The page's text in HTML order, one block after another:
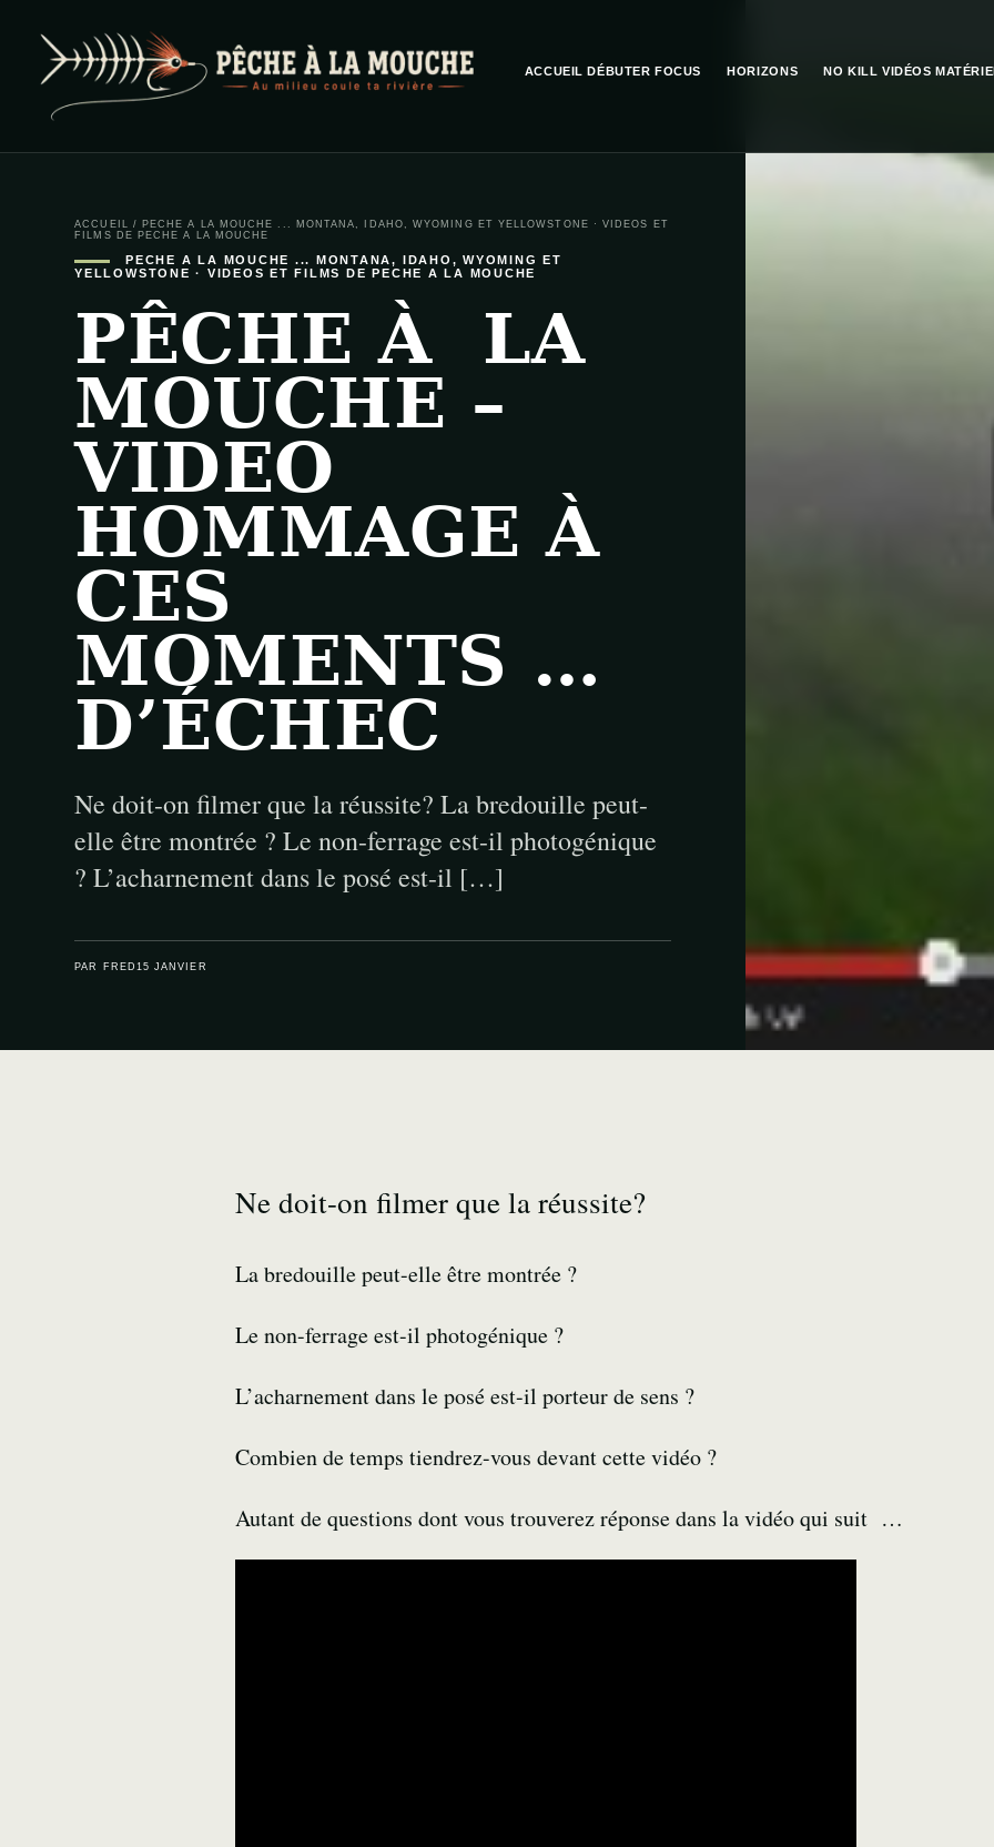
PECHE A LA MOUCHE
ACCUEIL DÉBUTER FOCUS HORIZONS NO KILL VIDÉOS
ACCUEIL / PECHE A LA MOUCHE ... MONTANA, IDAHO, WYOMING ET YELLOWSTONE ·VIDEOS ET
FILMS DE PECHE A LA MOUCHE
PECHE A LA MOUCHE ... MONTANA, IDAHO, WYOMING ET
YELLOWSTONE · VIDEOS ET FILMS DE PECHE A LA MOUCHE
PÊCHE À LA
MOUCHE –
VIDEO
HOMMAGE À
CES
MOMENTS …
D’ÉCHEC
Ne doit-on filmer que la réussite? La bredouille peut-
elle être montrée ? Le non-ferrage est-il photogénique
? L’acharnement dans le posé est-il […]
PAR FRED 15 JANVIER
Ne doit-on filmer que la réussite?
La bredouille peut-elle être montrée ?
Le non-ferrage est-il photogénique ?
L’acharnement dans le posé est-il porteur de sens ?
Combien de temps tiendrez-vous devant cette vidéo ?
Autant de questions dont vous trouverez réponse dans la vidéo qui suit …